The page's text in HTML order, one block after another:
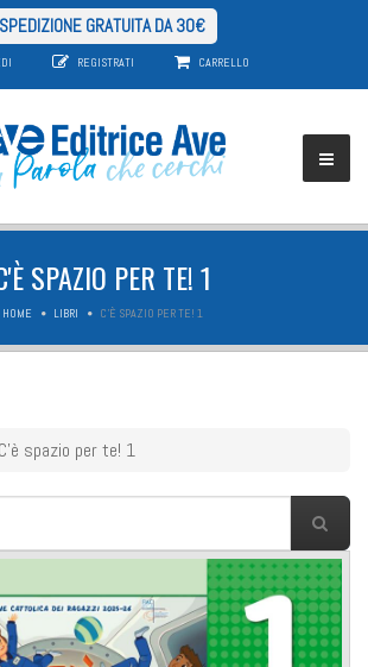
SPEDIZIONE GRATUITA DA 30€
REGISTRATI CARRELLO
SPAZIO PER TE! 1
HOME LIBRI C'È SPAZIO PER TE! 1
C'è spazio per te! 1